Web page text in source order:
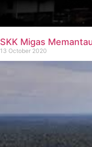
SKK Migas
13 October 2020